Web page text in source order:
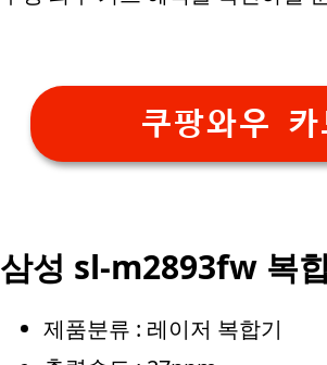
쿠팡와우
삼성 sl-m2893fw 복
제품분류 : 레이저 복합기